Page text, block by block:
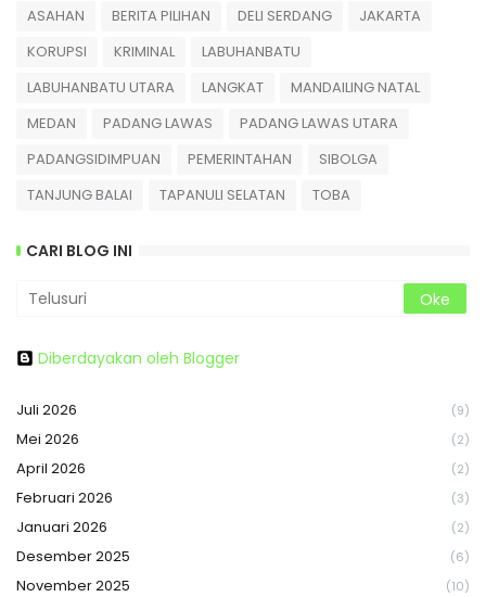
ASAHAN BERITA PILIHAN DELI SERDANG
JAKARTA
KORUPSI
KRIMINAL
LABUHANBATU
LABUHANBATU UTARA
LANGKAT
MANDAILING NATAL
MEDAN
PADANG LAWAS
PADANG LAWAS UTARA
PADANGSIDIMPUAN
PEMERINTAHAN
SIBOLGA
TANJUNG BALAI
TAPANULI SELATAN TOBA
CARI BLOG INI
Diberdayakan oleh Blogger
Juli 2026 (9)
Mei 2026 (2)
April 2026 (2)
Februari 2026 (3)
Januari 2026 (2)
Desember 2025 (6)
November 2025 (10)